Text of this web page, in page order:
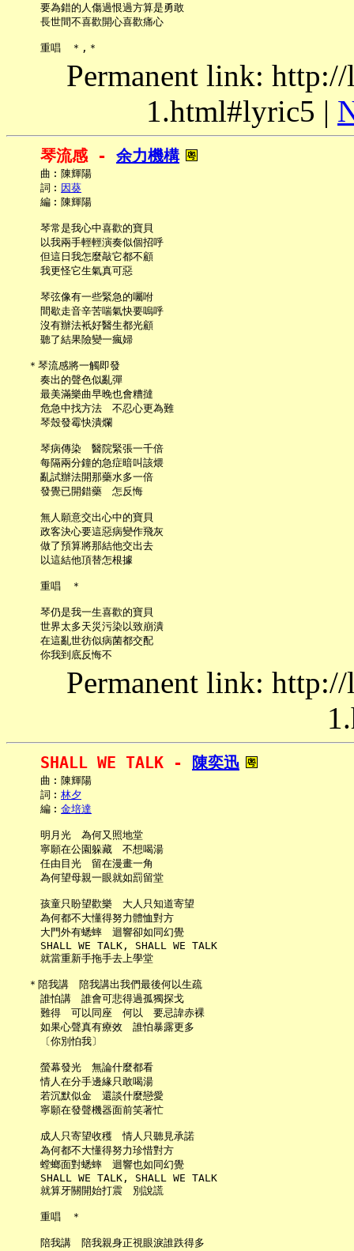
     要為錯的人傷過恨過方算是勇敢
     長世間不喜歡開心喜歡痛心
Permanent link:
1.html#lyric5 |
琴流感 - 余力機構
     曲︰陳輝陽
     詞︰
因葵
     編︰陳輝陽
     琴常是我心中喜歡的寶貝
     以我兩手輕輕演奏似個招呼
     但這日我怎麼敲它都不顧
     我更怪它生氣真可惡
     琴弦像有一些緊急的囑咐
     間歇走音辛苦喘氣快要嗚呼
     沒有辦法衹好醫生都光顧
     聽了結果險變一瘋婦
   ＊琴流感將一觸即發
     奏出的聲色似亂彈
     最美滿樂曲早晚也會糟撻
     危急中找方法　不忍心更為難
     琴殼發霉快潰爛
     琴病傳染　醫院緊張一千倍
     每隔兩分鐘的急症暗叫該煨
     亂試辦法開那藥水多一倍
     發覺已開錯藥　怎反悔
     無人願意交出心中的寶貝
     政客決心要這惡病變作飛灰
     做了預算將那結他交出去
     以這結他頂替怎根據
     重唱　＊
     琴仍是我一生喜歡的寶貝
     世界太多天災污染以致崩潰
     在這亂世彷似病菌都交配
Permanent link:
SHALL WE TALK - 陳奕迅
     曲︰陳輝陽
     詞︰
林夕
     編︰
金培達
     明月光　為何又照地堂
     寧願在公園躲藏　不想喝湯
     任由目光　留在漫畫一角
     為何望母親一眼就如罰留堂
     孩童只盼望歡樂　大人只知道寄望
     為何都不大懂得努力體恤對方
     大門外有蟋蟀　迴響卻如同幻覺
     SHALL WE TALK, SHALL WE TALK
     就當重新手拖手去上學堂
   ＊陪我講　陪我講出我們最後何以生疏
     誰怕講　誰會可悲得過孤獨探戈
     難得　可以同座　何以　要忌諱赤裸
     如果心聲真有療效　誰怕暴露更多
     〔你別怕我〕
     螢幕發光　無論什麼都看
     情人在分手邊緣只敢喝湯
     若沉默似金　還談什麼戀愛
     寧願在發聲機器面前笑著忙
     成人只寄望收穫　情人只聽見承諾
     為何都不大懂得努力珍惜對方
     螳螂面對蟋蟀　迴響也如同幻覺
     SHALL WE TALK, SHALL WE TALK
     就算牙關開始打震　別說謊
     重唱　＊
     陪我講　陪我親身正視眼淚誰跌得多